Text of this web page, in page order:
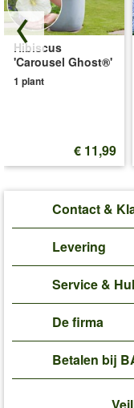
Hibiscus
'Carousel Ghost®'
1 plant
€ 11,99
Contact &
Levering
Service &
De firma
Betalen bij